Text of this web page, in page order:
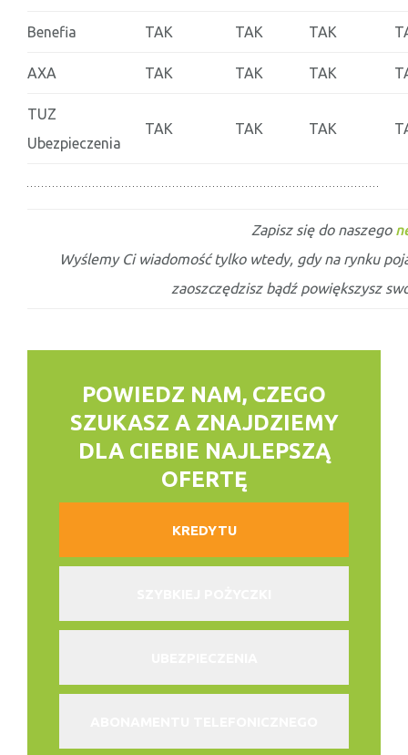
Benefia TAK TAK TAK
AXA TAK TAK TAK
TUZ
Ubezpieczenia
TAK TAK TAK
Zapisz się do naszego
Wyślemy Ci wiadomość tylko wtedy, gdy na rynku
zaoszczędzisz bądź powiększysz
POWIEDZ NAM, CZEGO
SZUKASZ A ZNAJDZIEMY
DLA CIEBIE NAJLEPSZĄ
OFERTĘ
KREDYTU